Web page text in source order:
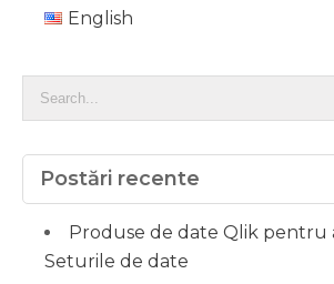
English
Postări recente
Produse de date Qlik pentru
Seturile de date